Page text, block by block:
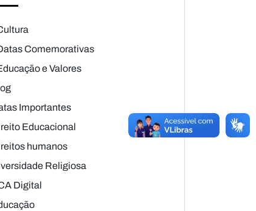
Comemorativas
e Valores
Importantes
Educacional
humanos
Religiosa
Digital